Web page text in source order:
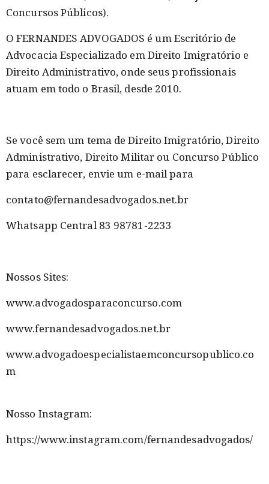
Concursos Públicos).
O FERNANDES ADVOGADOS é um Escritório de
Advocacia Especializado em Direito Imigratório e
Direito Administrativo, onde seus profissionais
atuam em todo o Brasil, desde 2010.
Se você sem um tema de Direito Imigratório, Direito
Administrativo, Direito Militar ou Concurso Público
para esclarecer, envie um e-mail para
contato@fernandesadvogados.net.br
Whatsapp Central 83 98781-2233
Nossos Sites:
www.advogadosparaconcurso.com
www.fernandesadvogados.net.br
www.advogadoespecialistaemconcursopublico.co
m
Nosso Instagram:
https://www.instagram.com/fernandesadvogados/